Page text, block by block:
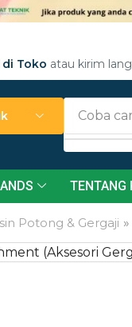
di Toko atau kirim
Coba
TENTANG
Potong & Gergaji »